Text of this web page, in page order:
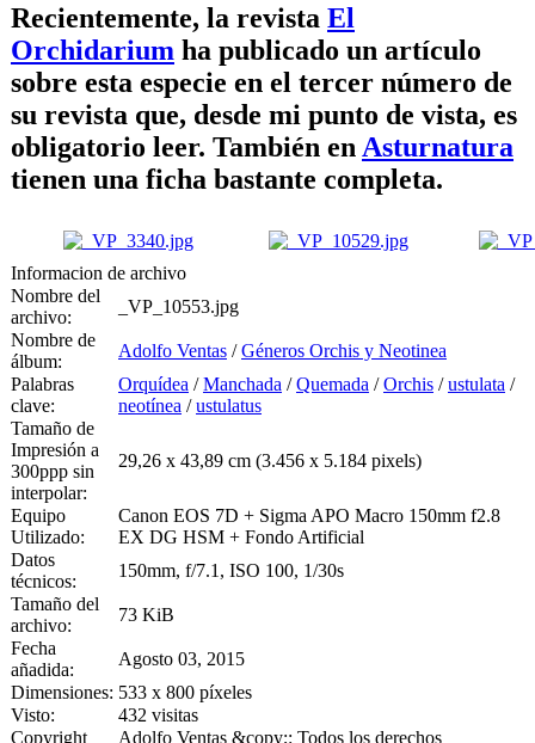
Recientemente, la revista El
Orchidarium ha publicado un artículo
sobre esta especie en el tercer número de
su revista que, desde mi punto de vista, es
obligatorio leer. También en Asturnatura
tienen una ficha bastante completa.
Informacion de archivo
Nombre del
archivo:
_VP_10553.jpg
Nombre de
álbum:
Adolfo Ventas /Géneros Orchis y Neotinea
Palabras
clave:
Orquídea /Manchada /Quemada /Orchis /ustulata /
neotínea /ustulatus
Tamaño de
Impresión a
300ppp sin
interpolar:
29,26 x 43,89 cm (3.456 x 5.184 pixels)
Equipo
Utilizado:
Canon EOS 7D + Sigma APO Macro 150mm f2.8
EX DG HSM + Fondo Artificial
Datos
técnicos:
150mm, f/7.1, ISO 100, 1/30s
Tamaño del
archivo:
73 KiB
Fecha
añadida:
Agosto 03, 2015
Dimensiones: 533 x 800 píxeles
Visto:
432 visitas
Copyright
Adolfo Ventas &copy;: Todos los derechos